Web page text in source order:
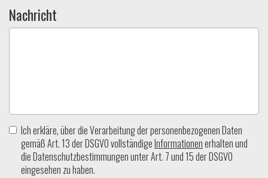
Nachricht
Ich erkläre, über die Verarbeitung der personenbezogenen Daten
gemäß Art. 13 der DSGVO vollständigeInformationenerhalten und
die Datenschutzbestimmungen unter Art. 7 und 15 der DSGVO
eingesehen zu haben.